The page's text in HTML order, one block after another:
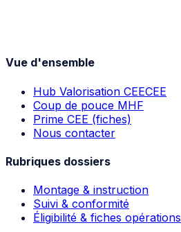
Vue d'ensemble
Hub Valorisation CEECEE
Coup de pouce MHF
Prime CEE (fiches)
Nous contacter
Rubriques dossiers
Montage & instruction
Suivi & conformité
Éligibilité & fiches opérations